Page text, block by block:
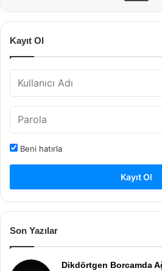
Kayıt Ol
Beni hatırla
Kayıt Ol
Son Yazılar
Dikdörtgen Borcamda